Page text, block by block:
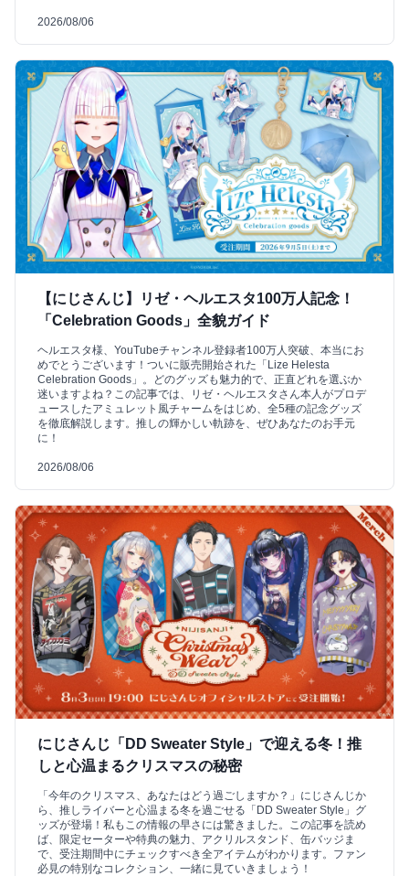
2026/08/06
【にじさんじ】リゼ・ヘルエスタ100万人記念！
「Celebration Goods」全貌ガイド
ヘルエスタ様、YouTubeチャンネル登録者100万人突破、本当にお
めでとうございます！ついに販売開始された「Lize Helesta
Celebration Goods」。どのグッズも魅力的で、正直どれを選ぶか
迷いますよね？この記事では、リゼ・ヘルエスタさん本人がプロデ
ュースしたアミュレット風チャームをはじめ、全5種の記念グッズ
を徹底解説します。推しの輝かしい軌跡を、ぜひあなたのお手元
に！
2026/08/06
にじさんじ「DD Sweater Style」で迎える冬！推
しと心温まるクリスマスの秘密
「今年のクリスマス、あなたはどう過ごしますか？」にじさんじか
ら、推しライバーと心温まる冬を過ごせる「DD Sweater Style」グ
ッズが登場！私もこの情報の早さには驚きました。この記事を読め
ば、限定セーターや特典の魅力、アクリルスタンド、缶バッジま
で、受注期間中にチェックすべき全アイテムがわかります。ファン
必見の特別なコレクション、一緒に見ていきましょう！